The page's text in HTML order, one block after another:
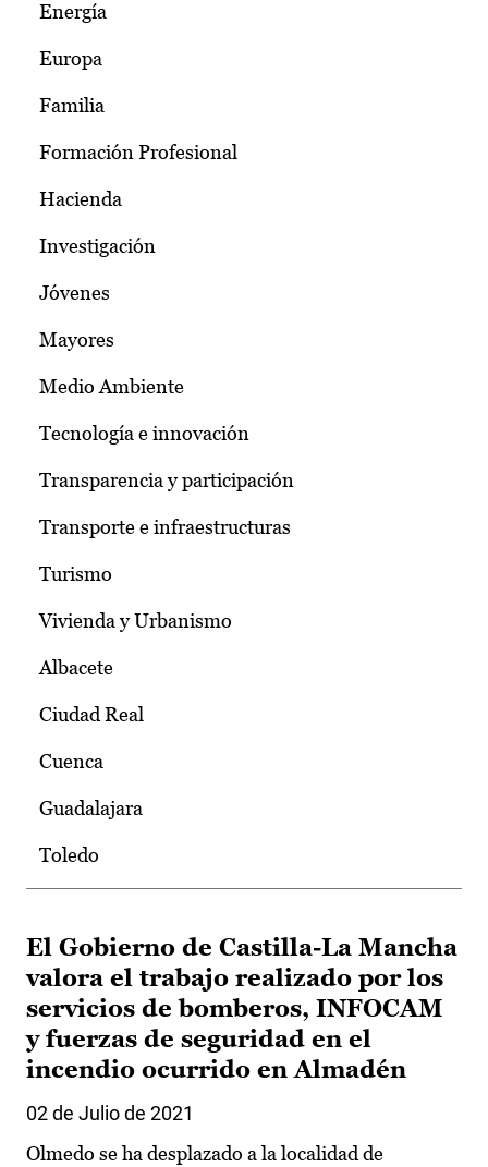
Energía
Europa
Familia
Formación Profesional
Hacienda
Investigación
Jóvenes
Mayores
Medio Ambiente
Tecnología e innovación
Transparencia y participación
Transporte e infraestructuras
Turismo
Vivienda y Urbanismo
Albacete
Ciudad Real
Cuenca
Guadalajara
Toledo
El Gobierno de Castilla-La Mancha
valora el trabajo realizado por los
servicios de bomberos, INFOCAM
y fuerzas de seguridad en el
incendio ocurrido en Almadén
02 de Julio de 2021
Olmedo se ha desplazado a la localidad de